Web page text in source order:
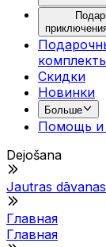
Скидки
Новинки
Больше
Помощь и
Dejošana
Jautras dāvanas
Главная
Главная